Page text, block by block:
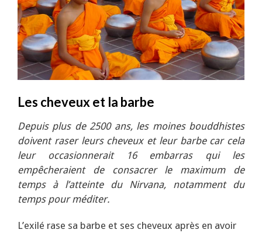
Les cheveux et la barbe
Depuis plus de 2500 ans, les moines bouddhistes
doivent raser leurs cheveux et leur barbe car cela
leur occasionnerait 16 embarras qui les
empêcheraient de consacrer le maximum de
temps à l’atteinte du Nirvana, notamment du
temps pour méditer.
L’exilé rase sa barbe et ses cheveux après en avoir